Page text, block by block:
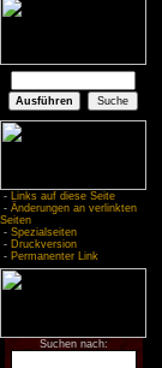
- Links auf diese Seite
- Änderungen an verlinkten
Seiten
- Spezialseiten
- Druckversion
- Permanenter Link
Suchen nach: